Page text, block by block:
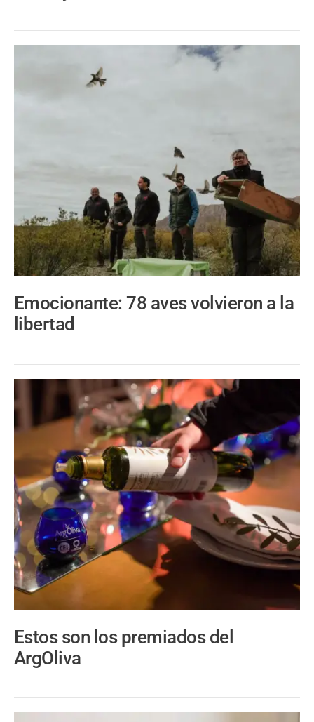
Emocionante: 78 aves volvieron a la
libertad
Estos son los premiados del
ArgOliva